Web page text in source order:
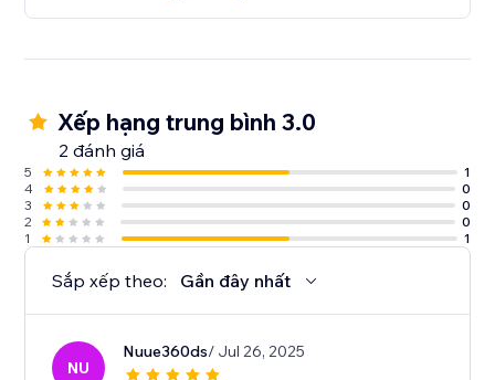
Xếp hạng trung bình 3.0
2 đánh giá
5
1
4
0
3
0
2
0
1
1
Sắp xếp theo: Gần đây nhất
NU
Nuue360ds/ Jul 26, 2025